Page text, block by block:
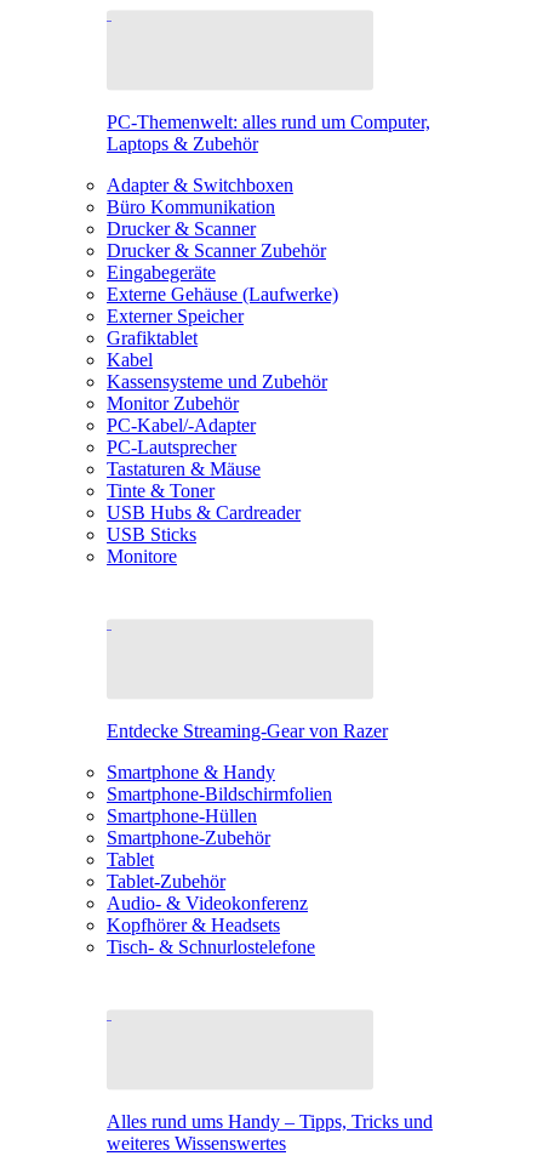
PC-Themenwelt: alles rund um Computer,
Laptops & Zubehör
Adapter & Switchboxen
Büro Kommunikation
Drucker & Scanner
Drucker & Scanner Zubehör
Eingabegeräte
Externe Gehäuse (Laufwerke)
Externer Speicher
Grafiktablet
Kabel
Kassensysteme und Zubehör
Monitor Zubehör
PC-Kabel/-Adapter
PC-Lautsprecher
Tastaturen & Mäuse
Tinte & Toner
USB Hubs & Cardreader
USB Sticks
Monitore
Entdecke Streaming-Gear von Razer
Smartphone & Handy
Smartphone-Bildschirmfolien
Smartphone-Hüllen
Smartphone-Zubehör
Tablet
Tablet-Zubehör
Audio- & Videokonferenz
Kopfhörer & Headsets
Tisch- & Schnurlostelefone
Alles rund ums Handy – Tipps, Tricks und
weiteres Wissenswertes